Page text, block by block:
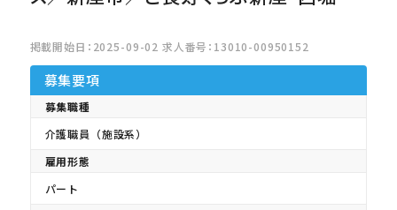
お役立ち情報
ご利用の流れ
よくある質問
プライバシーポリシー
掲載開始日：2025-09-02 求人番号：13010-00950152
募集要項
募集職種
介護職員（施設系）
雇用形態
パート